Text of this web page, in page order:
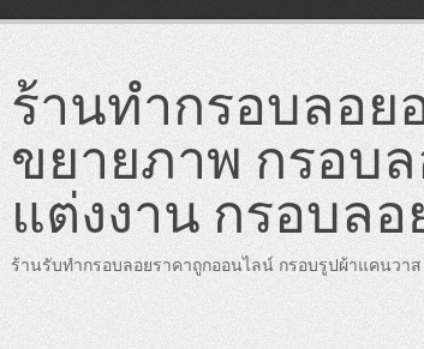
ร้านทำกรอบลอ
ขยายภาพ กรอบ
แต่งงาน กรอบล
ร้านรับทำกรอบลอยราคาถูกออนไลน์ กรอบรูปผ้าแคนวา